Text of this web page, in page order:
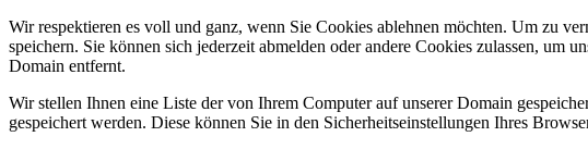
Wir respektieren es voll und ganz, wenn Sie Cookies ablehnen möchten. Um zu
speichern. Sie können sich jederzeit abmelden oder andere Cookies zulassen, um
Domain entfernt.
Wir stellen Ihnen eine Liste der von Ihrem Computer auf unserer Domain
gespeichert werden. Diese können Sie in den Sicherheitseinstellungen Ihres